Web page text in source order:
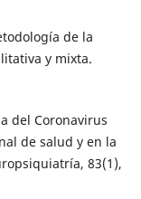
de la
y mixta.
del Coronavirus
de salud y en la
83(1),